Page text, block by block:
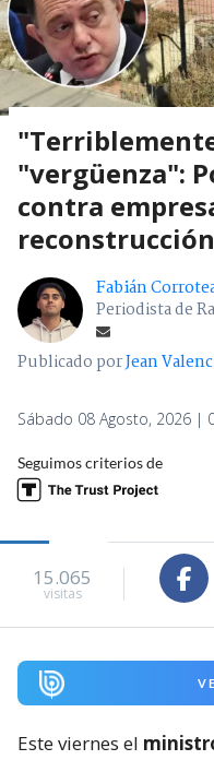
"vergüenza":
contra
Fabián
Periodista de
Publicado porJean
Sábado 08 Agosto, 2026 |
Seguimos criterios de
15.065
visitas
Este viernes el